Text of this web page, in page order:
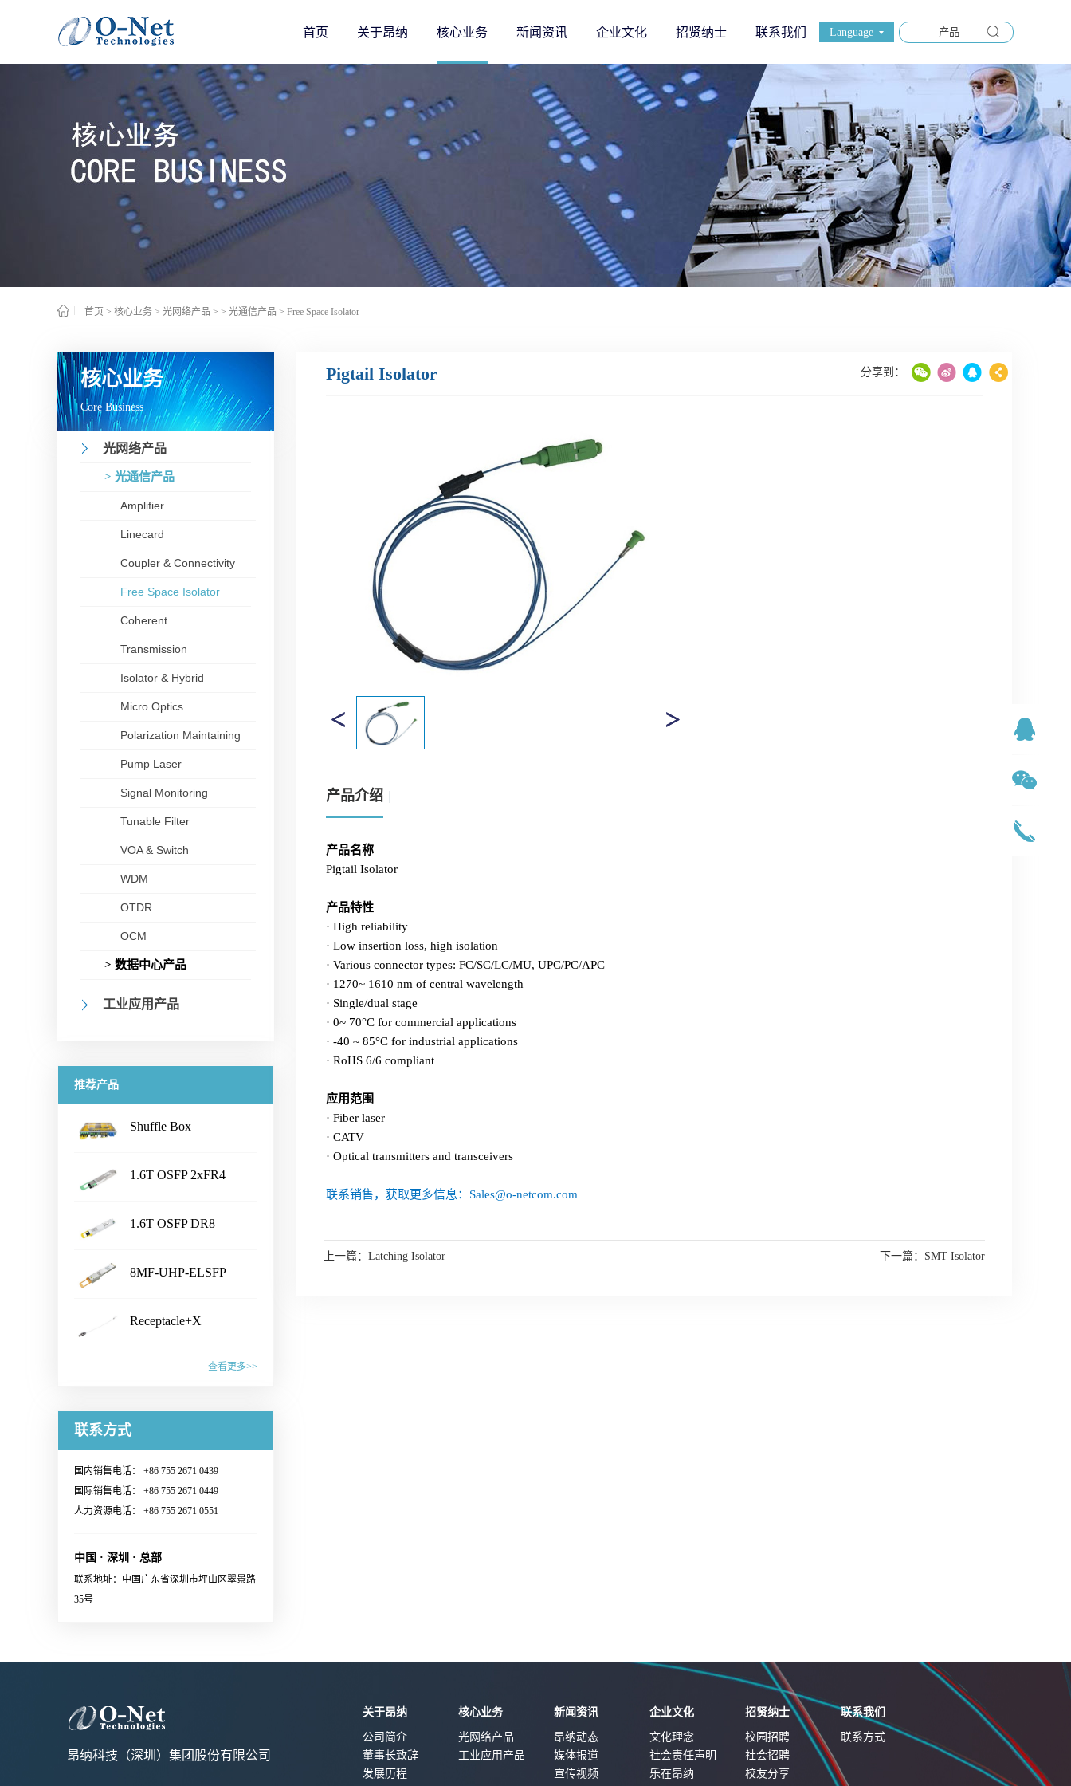
Language
首页 关于昂纳 核心业务 新闻资讯 企业文化 招贤纳士 联系我们
首页 > 核心业务 > 光网络产品 > > 光通信产品 > Free Space Isolator
核心业务
Core Business
光网络产品
> 光通信产品
Amplifier
Linecard
Coupler & Connectivity
Free Space Isolator
Coherent
Transmission
Isolator & Hybrid
Micro Optics
Polarization Maintaining
Pump Laser
Signal Monitoring
Tunable Filter
VOA & Switch
WDM
OTDR
OCM
> 数据中心产品
工业应用产品
推荐产品
Shuffle Box
Chassis Size：1U/2U/3U/4U/
LC /CS /SN /MPO /MMC /SN-
with smaller wiring space· Fiber
Aluminum alloy/ Zn-plate/
围· Datacenter· CPO Integrated
Switching System· Ultra-large-
scale AI GPU computing cluster·
High-performance Computing
(HPC) Supercomputing Center联
系销售，获取更多信息：
1.6T OSFP 2xFR4
Transceiver产品特性·
MSA compliant· CMIS5.2
多信息：Sales@o-netcom.com
1.6T OSFP DR8
Transceiver产品特性·
MSA compliant· CMIS 5.2
Dual MPO-12 or MPO-16应用
售，获取更多信息：Sales@o-
netcom.com
8MF-UHP-ELSFP
Continuous Wave (CW) lasers·
channel· Low power
consumption· Build in blind mate
optical and electrical connectors·
connector· System and eye safety
support· Single 3.3V power
Receptacle+X
性· Pull force 1-3N or
customer · Wiggle test comply
with IEC and Cisco
standard· Various types of
· Datacenter · EDFA· Coherent
communication module 联系销
查看更多>>
联系方式
国内销售电话： +86 755 2671 0439
国际销售电话： +86 755 2671 0449
人力资源电话： +86 755 2671 0551
中国 · 深圳 · 总部
联系地址：中国广东省深圳市坪山区翠景路
35号
Pigtail Isolator
产品介绍
产品名称
Pigtail Isolator
产品特性
· High reliability
· Low insertion loss, high isolation
· Various connector types: FC/SC/LC/MU, UPC/PC/APC
· 1270~ 1610 nm of central wavelength
· Single/dual stage
· 0~ 70°C for commercial applications
· -40 ~ 85°C for industrial applications
· RoHS 6/6 compliant
应用范围
· Fiber laser
· CATV
· Optical transmitters and transceivers
联系销售，获取更多信息：Sales@o-netcom.com
上一篇： Latching Isolator 下一篇： SMT Isolator
昂纳科技（深圳）集团股份有限公司
关于昂纳
公司简介
董事长致辞
发展历程
核心业务
光网络产品
工业应用产品
新闻资讯
昂纳动态
媒体报道
宣传视频
企业文化
文化理念
社会责任声明
乐在昂纳
招贤纳士
校园招聘
社会招聘
校友分享
联系我们
联系方式